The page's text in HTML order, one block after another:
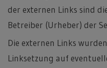
der externen Links sind
Betreiber (Urheber) der
Die externen Links
Linksetzung auf